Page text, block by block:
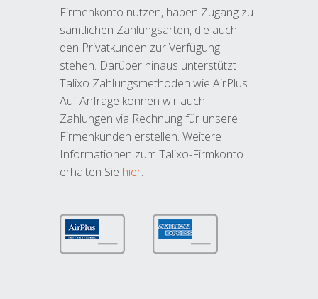
Firmenkonto nutzen, haben Zugang zu
sämtlichen Zahlungsarten, die auch
den Privatkunden zur Verfügung
stehen. Darüber hinaus unterstützt
Talixo Zahlungsmethoden wie AirPlus.
Auf Anfrage können wir auch
Zahlungen via Rechnung für unsere
Firmenkunden erstellen. Weitere
Informationen zum Talixo-Firmkonto
erhalten Sie hier.